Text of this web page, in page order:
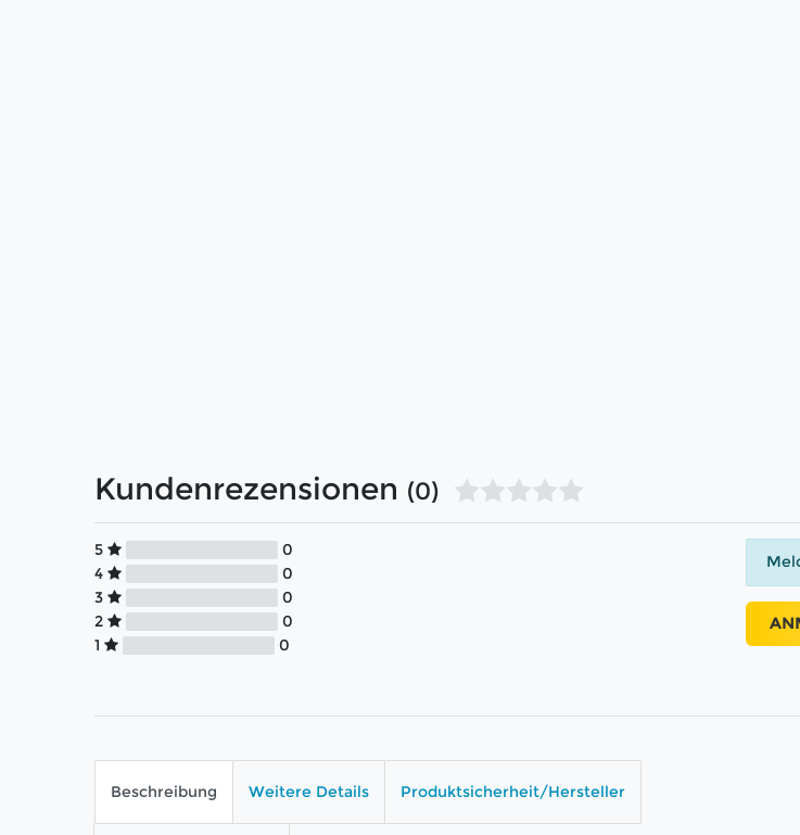
Kundenrezensionen (0)
5
0
4
0
3
0
2
0
1
0
Beschreibung Weitere Details Produktsicherheit/Hersteller